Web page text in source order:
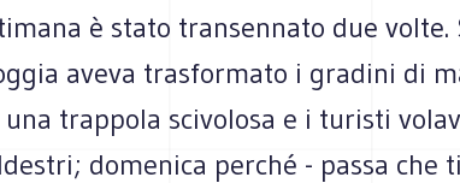
è stato transennato due volte.
aveva trasformato i gradini di
trappola scivolosa e i turisti
domenica perché - passa che